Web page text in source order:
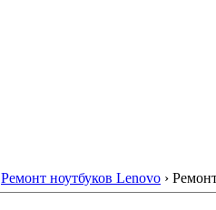
Ремонт ноутбуков Lenovo ›